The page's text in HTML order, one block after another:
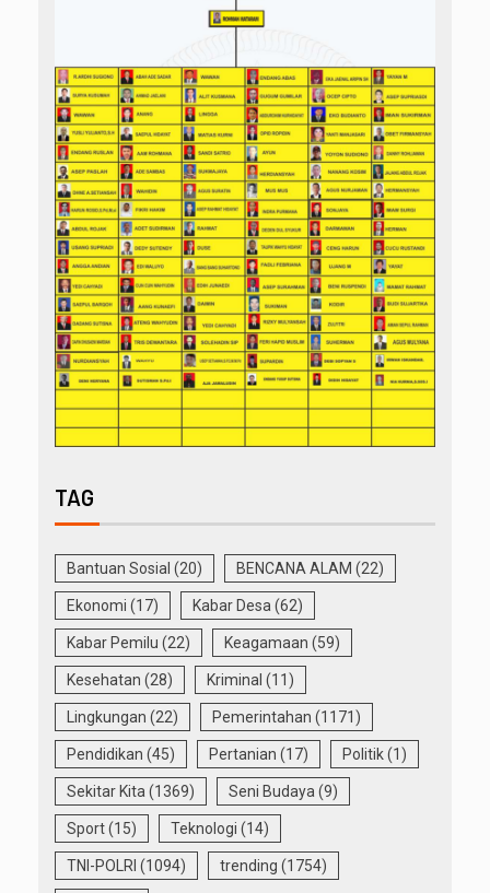
TAG
Bantuan Sosial (20) BENCANA ALAM (22)
Ekonomi (17) Kabar Desa (62)
Kabar Pemilu (22) Keagamaan (59)
Kesehatan (28) Kriminal (11)
Lingkungan (22) Pemerintahan (1171)
Pendidikan (45) Pertanian (17) Politik(1)
Sekitar Kita (1369) Seni Budaya (9)
Sport(15) Teknologi (14)
TNI-POLRI (1094) trending (1754)